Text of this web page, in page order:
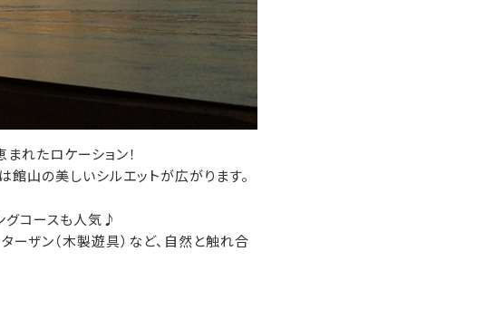
れたロケーション！
山の美しいシルエットが広がります。
グコースも人気♪
ーザン（木製遊具）など、自然と触れ合